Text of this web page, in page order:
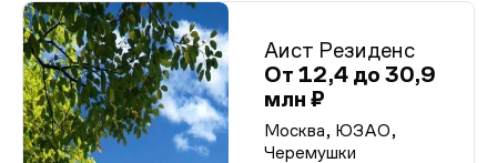
Аист Резиденс
От 12,4 до 30,9
млн ₽
Москва, ЮЗАО,
Черемушки